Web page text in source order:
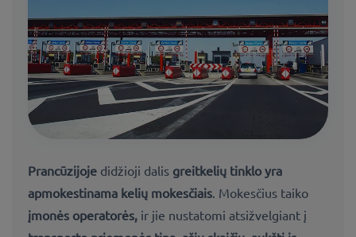
Prancūzijoje didžioji dalis greitkelių tinklo yra
apmokestinama kelių mokesčiais. Mokesčius taiko
įmonės operatorės, ir jie nustatomi atsižvelgiant į